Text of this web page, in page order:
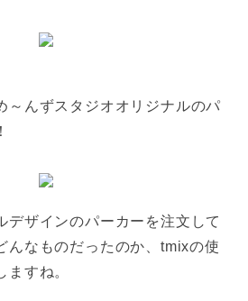
～んずスタジオオリジナルのパ
デザインのパーカーを注文して
んなものだったのか、tmixの使
ますね。